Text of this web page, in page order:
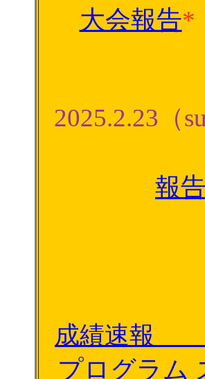
大会報告
2025.2.23（
報
成績速報
プログラム